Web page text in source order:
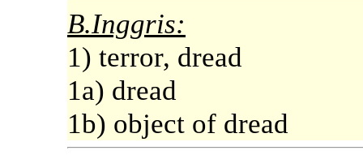
B.Inggris:
1) terror, dread
1a) dread
1b) object of dread